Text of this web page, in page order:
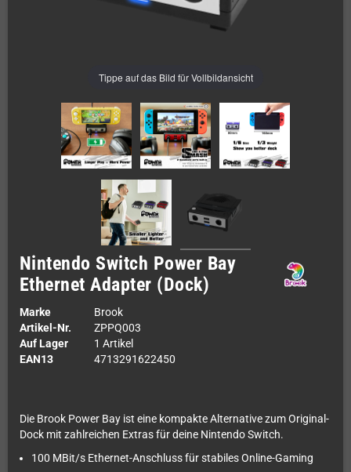
Tippe auf das Bild für Vollbildansicht
Nintendo Switch Power Bay
Ethernet Adapter (Dock)
Marke
Brook
Artikel-Nr.
ZPPQ003
Auf Lager
1 Artikel
EAN13
4713291622450
Die Brook Power Bay ist eine kompakte Alternative zum Original-
Dock mit zahlreichen Extras für deine Nintendo Switch.
100 MBit/s Ethernet-Anschluss für stabiles Online-Gaming